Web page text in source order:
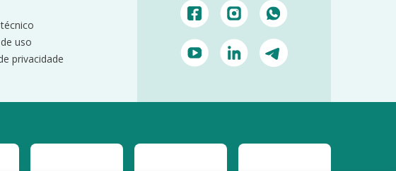
uso
privacidade